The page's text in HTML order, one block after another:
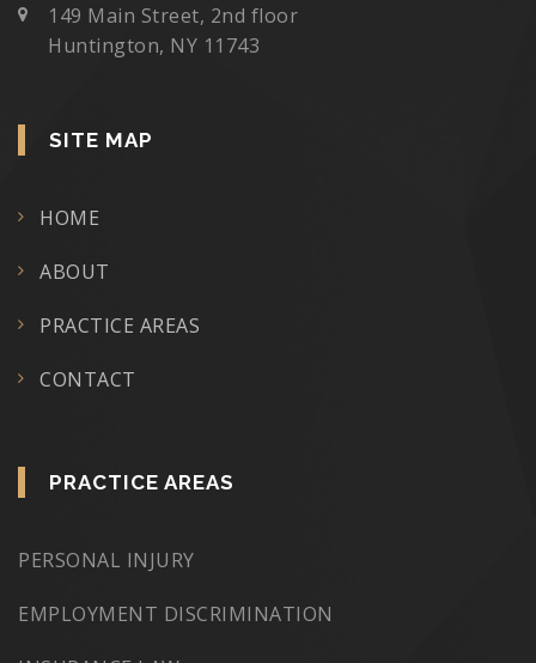
149 Main Street, 2nd floor
Huntington, NY 11743
SITE MAP
HOME
ABOUT
PRACTICE AREAS
CONTACT
PRACTICE AREAS
PERSONAL INJURY
EMPLOYMENT DISCRIMINATION